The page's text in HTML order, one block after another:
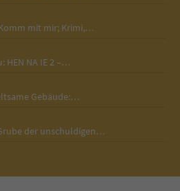
mit mir; Krimi,…
HEN NA IE 2 –…
Gebäude:…
der unschuldigen…